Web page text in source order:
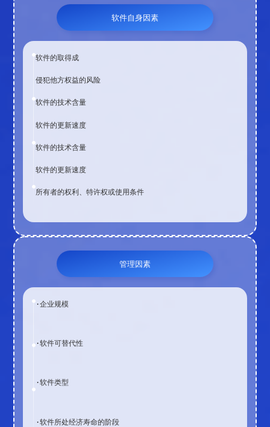
软件自身因素
软件的取得成
侵犯他方权益的风险
软件的技术含量
软件的更新速度
软件的技术含量
软件的更新速度
所有者的权利、特许权或使用条件
管理因素
·企业规模
·软件可替代性
·软件类型
·软件所处经济寿命的阶段